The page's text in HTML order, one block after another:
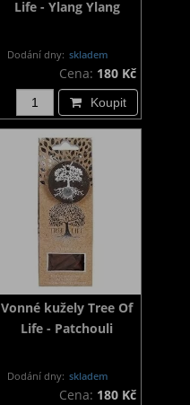
Life - Ylang Ylang
Dodání dny: skladem
Cena: 180 Kč
Koupit
Vonné kužely Tree Of
Life - Patchouli
Dodání dny: skladem
Cena: 180 Kč